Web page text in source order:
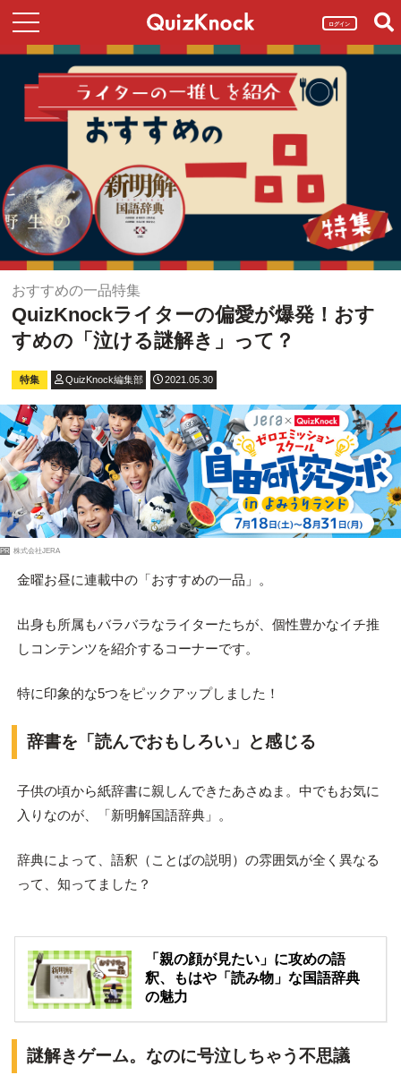
ログイン
おすすめの一品特集
QuizKnockライターの偏愛が爆発！おす
すめの「泣ける謎解き」って？
特集 QuizKnock編集部 2021.05.30
PR 株式会社JERA
金曜お昼に連載中の「おすすめの一品」。
出身も所属もバラバラなライターたちが、個性豊かなイチ推
しコンテンツを紹介するコーナーです。
特に印象的な5つをピックアップしました！
辞書を「読んでおもしろい」と感じる
子供の頃から紙辞書に親しんできたあさぬま。中でもお気に
入りなのが、「新明解国語辞典」。
辞典によって、語釈（ことばの説明）の雰囲気が全く異なる
って、知ってました？
「親の顔が見たい」に攻めの語
釈、もはや「読み物」な国語辞典
の魅力
謎解きゲーム。なのに号泣しちゃう不思議